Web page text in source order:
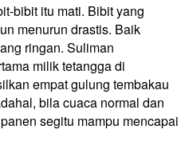
bibit itu mati. Bibit yang
menurun drastis. Baik
ringan. Suliman
milik tetangga di
empat gulung tembakau
bila cuaca normal dan
segitu mampu mencapai